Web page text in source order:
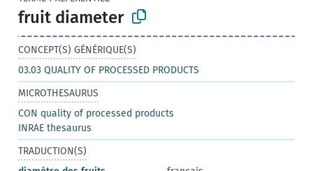
fruit diameter
CONCEPT(S) GÉNÉRIQUE(S)
03.03 QUALITY OF PROCESSED PRODUCTS
MICROTHESAURUS
CON quality of processed products
INRAE thesaurus
TRADUCTION(S)